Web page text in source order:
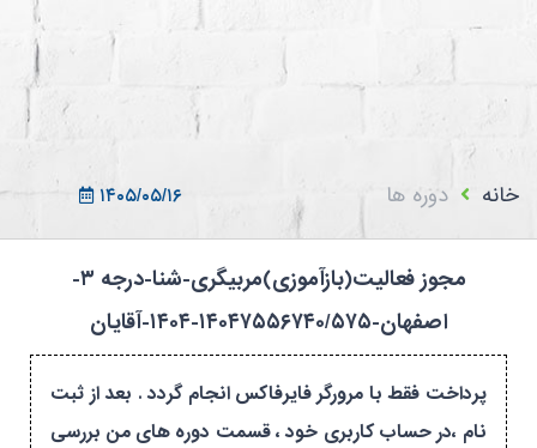
۱۴۰۵/۰۵/۱۶
خانه دوره ها
مجوز فعالیت(بازآموزی)مربیگری-شنا-درجه ۳-
اصفهان-۱۴۰۴۷۵۵۶۷۴۰/۵۷۵-۱۴۰۴-آقایان
پرداخت فقط با مرورگر فایرفاکس انجام گردد . بعد از ثبت
نام ،در حساب کاربری خود ، قسمت دوره های من بررسی